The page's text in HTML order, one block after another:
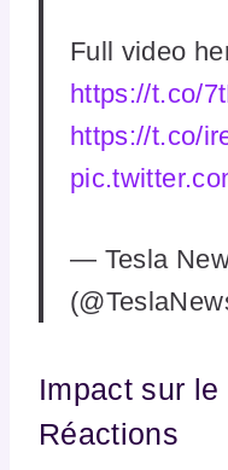
Full video
https://t.co/
https://t.co/
— Tesla
Impact sur
Réactions